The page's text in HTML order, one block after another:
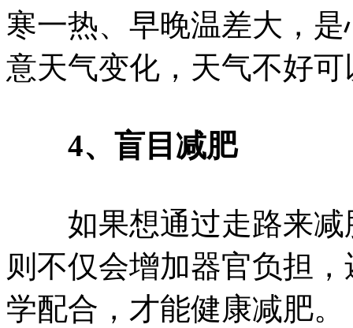
寒一热、早晚温差大，
意天气变化，天气不好
4、盲目减肥
如果想通过走路来减
则不仅会增加器官负担
学配合，才能健康减肥。